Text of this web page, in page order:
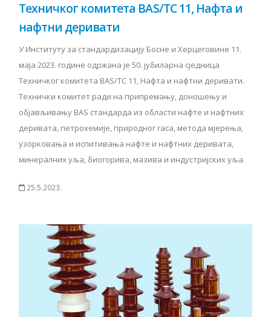
Техничког комитета BAS/TC 11, Нафта и
нафтни деривати
У Институту за стандардизацију Босне и Херцеговине 11.
маја 2023. године одржана је 50. јубиларна сједница
Техничког комитета BAS/TC 11, Нафта и нафтни деривати.
Технички комитет ради на припремању, доношењу и
објављивању BAS стандарда из области нафте и нафтних
деривата, петрохемије, природног гаса, метода мјерења,
узорковања и испитивања нафте и нафтних деривата,
минералних уља, биогорива, мазива и индустријских уља.
25.5.2023.